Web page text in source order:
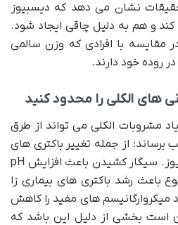
نشان می دهد که دیسبیوز
و هم به دلیل چاقی ایجاد شود.
مقایسه با افرادی که وزن سالمی
در روده خود دارند.
های الکلی را محدود کنید
مشروبات الکلی می تواند از طرق
از جمله تغییر باکتری های
روده و کمک به بروز دیس بیوز. سیگار کشیدن باعث افزایش pH
باعث رشد باکتری های بیماری زا
های مفید را کاهش
بخشی از دلیل این باشد که